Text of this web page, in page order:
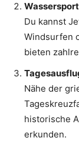
Du kannst
Windsurfen
bieten
Nähe der
historische
erkunden.